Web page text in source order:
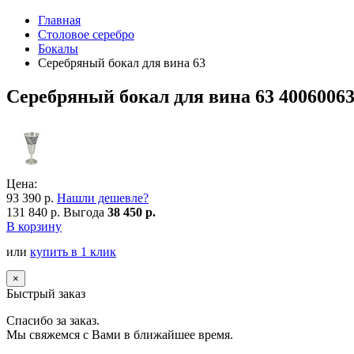
Главная
Столовое серебро
Бокалы
Серебряный бокал для вина 63
Серебряный бокал для вина 63
Цена:
93 390 р. Нашли дешевле?
131 840 р. Выгода 38 450 р.
В корзину
или купить в 1 клик
×
Быстрый заказ
Спасибо за заказ.
Мы свяжемся с Вами в ближайшее время.